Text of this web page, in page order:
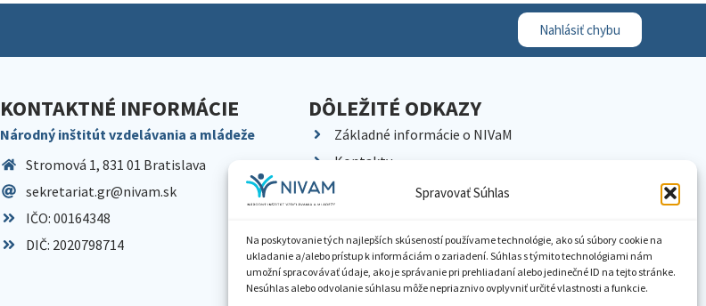
Spravovať Súhlas
Na poskytovanie tých najlepších skúseností používame technológie, ako sú súbory cookie na
ukladanie a/alebo prístup k informáciám o zariadení. Súhlas s týmito technológiami nám
umožní spracovávať údaje, ako je správanie pri prehliadaní alebo jedinečné ID na tejto stránke.
Nesúhlas alebo odvolanie súhlasu môže nepriaznivo ovplyvniť určité vlastnosti a funkcie.
Nahlásiť chybu
KONTAKTNÉ INFORMÁCIE
Národný inštitút vzdelávania a mládeže
Stromová 1, 831 01 Bratislava
sekretariat.gr@nivam.sk
IČO: 00164348
DIČ: 2020798714
DÔLEŽITÉ ODKAZY
Základné informácie o NIVaM
Kontakty
Kariéra
Pracoviská NIVaM
Dokumenty inštitúcie
Knižnica